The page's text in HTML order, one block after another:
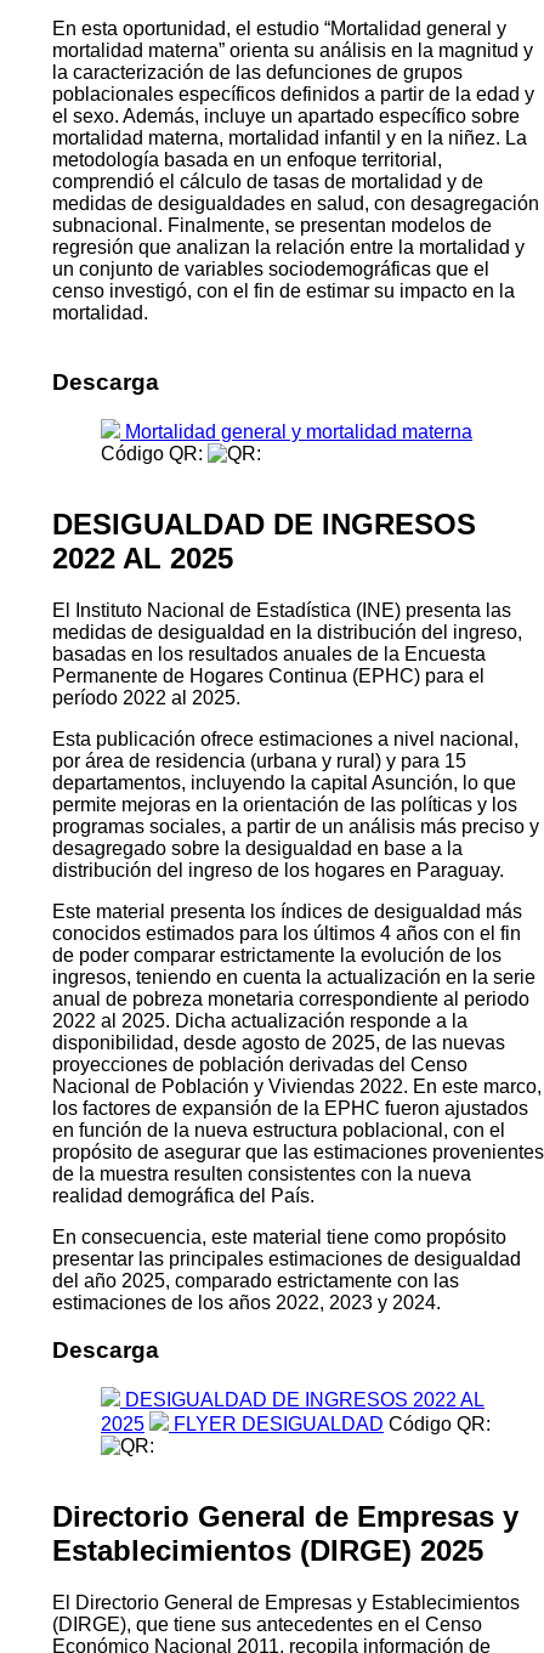
En esta oportunidad, el estudio “Mortalidad general y
mortalidad materna” orienta su análisis en la magnitud y
la caracterización de las defunciones de grupos
poblacionales específicos definidos a partir de la edad y
el sexo. Además, incluye un apartado específico sobre
mortalidad materna, mortalidad infantil y en la niñez. La
metodología basada en un enfoque territorial,
comprendió el cálculo de tasas de mortalidad y de
medidas de desigualdades en salud, con desagregación
subnacional. Finalmente, se presentan modelos de
regresión que analizan la relación entre la mortalidad y
un conjunto de variables sociodemográficas que el
censo investigó, con el fin de estimar su impacto en la
mortalidad.
Descarga
Mortalidad general y mortalidad materna
Código QR:
DESIGUALDAD DE INGRESOS
2022 AL 2025
El Instituto Nacional de Estadística (INE) presenta las
medidas de desigualdad en la distribución del ingreso,
basadas en los resultados anuales de la Encuesta
Permanente de Hogares Continua (EPHC) para el
período 2022 al 2025.
Esta publicación ofrece estimaciones a nivel nacional,
por área de residencia (urbana y rural) y para 15
departamentos, incluyendo la capital Asunción, lo que
permite mejoras en la orientación de las políticas y los
programas sociales, a partir de un análisis más preciso y
desagregado sobre la desigualdad en base a la
distribución del ingreso de los hogares en Paraguay.
Este material presenta los índices de desigualdad más
conocidos estimados para los últimos 4 años con el fin
de poder comparar estrictamente la evolución de los
ingresos, teniendo en cuenta la actualización en la serie
anual de pobreza monetaria correspondiente al periodo
2022 al 2025. Dicha actualización responde a la
disponibilidad, desde agosto de 2025, de las nuevas
proyecciones de población derivadas del Censo
Nacional de Población y Viviendas 2022. En este marco,
los factores de expansión de la EPHC fueron ajustados
en función de la nueva estructura poblacional, con el
propósito de asegurar que las estimaciones provenientes
de la muestra resulten consistentes con la nueva
realidad demográfica del País.
En consecuencia, este material tiene como propósito
presentar las principales estimaciones de desigualdad
del año 2025, comparado estrictamente con las
estimaciones de los años 2022, 2023 y 2024.
Descarga
DESIGUALDAD DE INGRESOS 2022 AL
2025
FLYER DESIGUALDAD Código QR:
Directorio General de Empresas y
Establecimientos (DIRGE) 2025
El Directorio General de Empresas y Establecimientos
(DIRGE), que tiene sus antecedentes en el Censo
Económico Nacional 2011, recopila información de